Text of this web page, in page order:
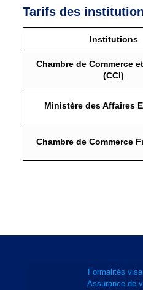
Tarifs des
Institutions
Chambre de Commerce
(CCI)
Ministère des Affaires
Chambre de Commerce
Formalités
Assurance de